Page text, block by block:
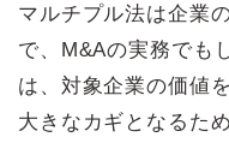
マルチプル法は企業
で、M&Aの実務でも
は、対象企業の価値
大きなカギとなるた